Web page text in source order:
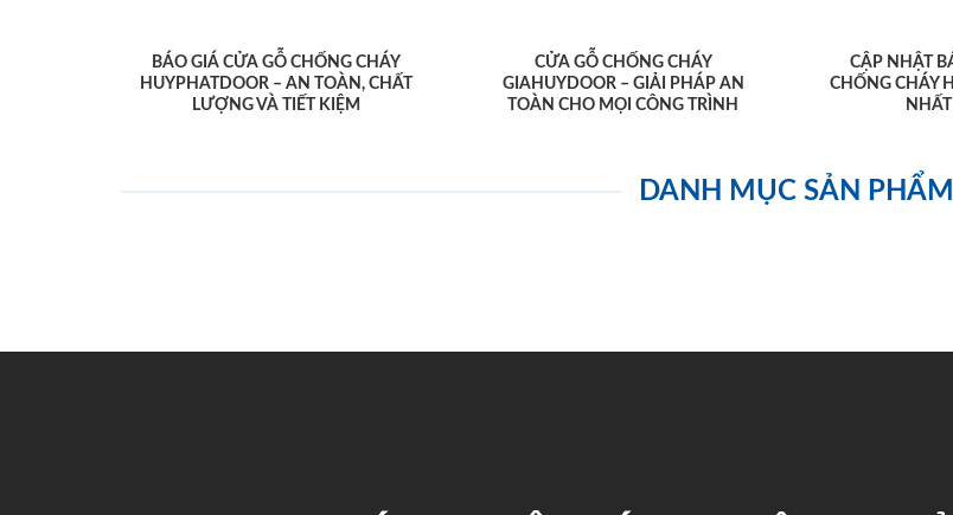
BÁO GIÁ CỬA GỖ CHỐNG CHÁY
HUYPHATDOOR – AN TOÀN, CHẤT
LƯỢNG VÀ TIẾT KIỆM
CỬA GỖ CHỐNG CHÁY
GIAHUYDOOR – GIẢI PHÁP AN
TOÀN CHO MỌI CÔNG TRÌNH
CẬP NHẬT
CHỐNG CHÁY
DANH MỤC SẢN PHẨM